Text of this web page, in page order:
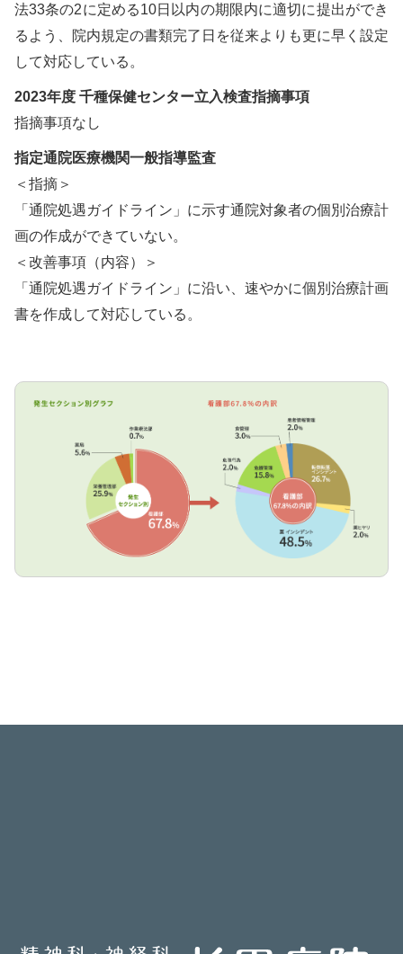
法33条の2に定める10日以内の期限内に適切に提出ができ
るよう、院内規定の書類完了日を従来よりも更に早く設定
して対応している。
2023年度 千種保健センター立入検査指摘事項
指摘事項なし
指定通院医療機関一般指導監査
＜指摘＞
「通院処遇ガイドライン」に示す通院対象者の個別治療計
画の作成ができていない。
＜改善事項（内容）＞
「通院処遇ガイドライン」に沿い、速やかに個別治療計画
書を作成して対応している。